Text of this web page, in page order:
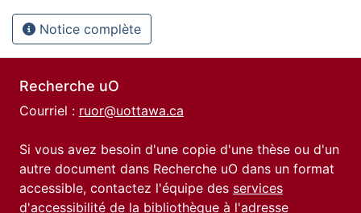
Notice complète
Recherche uO
Courriel : ruor@uottawa.ca
Si vous avez besoin d'une copie d'une thèse ou d'un
autre document dans Recherche uO dans un format
accessible, contactez l'équipe des services
d'accessibilité de la bibliothèque à l'adresse